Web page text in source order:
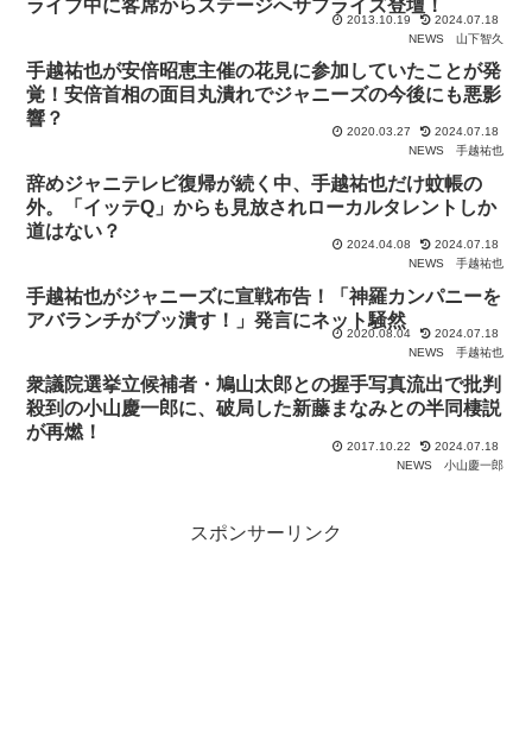
ライブ中に客席からステージへサプライズ登壇！
2013.10.19
2024.07.18
NEWS
山下智久
手越祐也が安倍昭恵主催の花見に参加していたことが発
覚！安倍首相の面目丸潰れでジャニーズの今後にも悪影
響？
2020.03.27
2024.07.18
NEWS
手越祐也
辞めジャニテレビ復帰が続く中、手越祐也だけ蚊帳の
外。「イッテQ」からも見放されローカルタレントしか
道はない？
2024.04.08
2024.07.18
NEWS
手越祐也
手越祐也がジャニーズに宣戦布告！「神羅カンパニーを
アバランチがブッ潰す！」発言にネット騒然
2020.08.04
2024.07.18
NEWS
手越祐也
衆議院選挙立候補者・鳩山太郎との握手写真流出で批判
殺到の小山慶一郎に、破局した新藤まなみとの半同棲説
が再燃！
2017.10.22
2024.07.18
NEWS
小山慶一郎
スポンサーリンク